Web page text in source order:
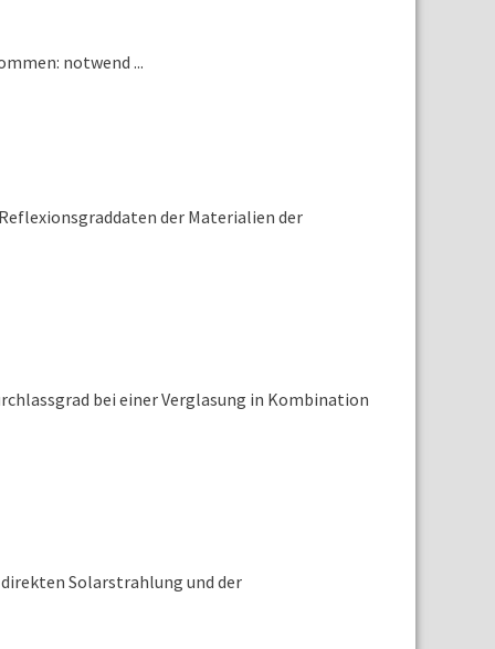
notwend ...
der Materialien der
bei einer Verglasung in Kombination
Solarstrahlung und der